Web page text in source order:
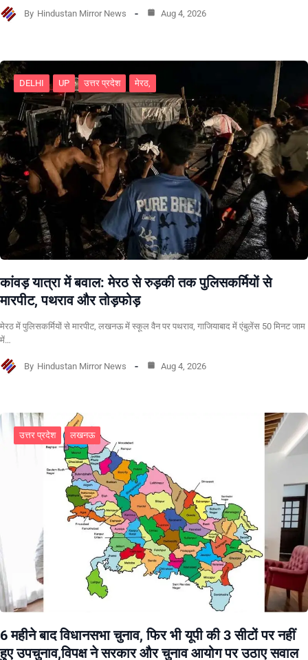
By Hindustan Mirror News Aug 4, 2026
DELHI UP उत्तर प्रदेश मेरठ,
कांवड़ यात्रा में बवाल: मेरठ से रुड़की तक पुलिसकर्मियों से
मारपीट, पथराव और तोड़फोड़
मेरठ में पुलिसकर्मियों से मारपीट, लखनऊ में स्कूल वैन पर पथराव, गाजियाबाद में एंबुलेंस 50 मिनट जाम
में…
By Hindustan Mirror News Aug 4, 2026
उत्तर प्रदेश लखनऊ
6 महीने बाद विधानसभा चुनाव, फिर भी यूपी की 3 सीटों पर नहीं
हुए उपचुनाव,विपक्ष ने सरकार और चुनाव आयोग पर उठाए सवाल